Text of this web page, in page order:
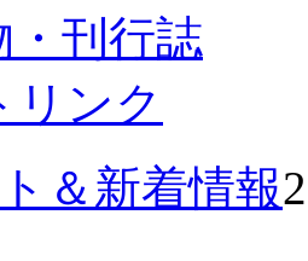
・刊行誌
リンク
＆新着情報